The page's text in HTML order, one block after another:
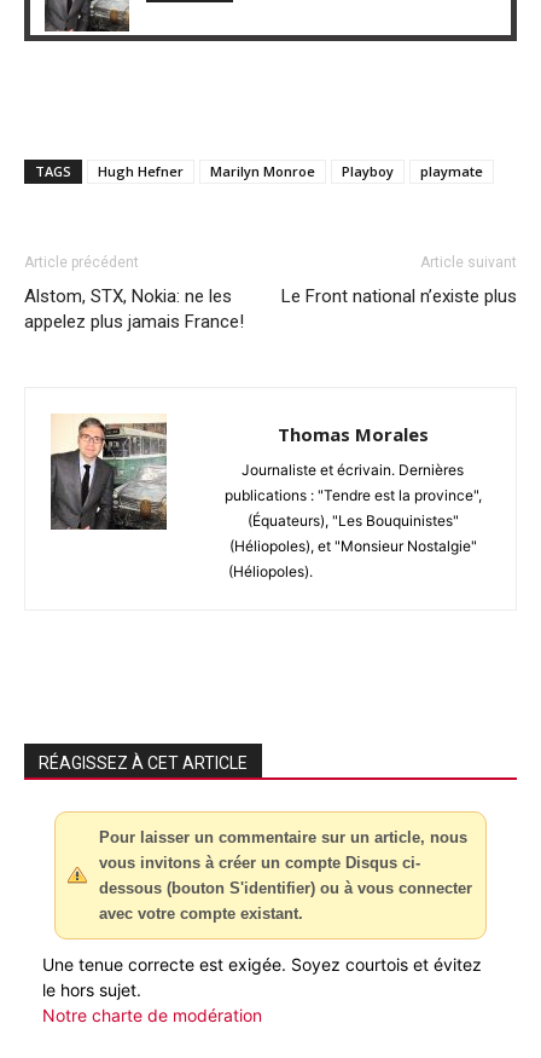
TAGS Hugh Hefner Marilyn Monroe Playboy playmate
Article précédent
Alstom, STX, Nokia: ne les
appelez plus jamais France!
Article suivant
Le Front national n’existe plus
Thomas Morales
Journaliste et écrivain. Dernières
publications : "Tendre est la province",
(Équateurs), "Les Bouquinistes"
(Héliopoles), et "Monsieur Nostalgie"
(Héliopoles).
RÉAGISSEZ À CET ARTICLE
Pour laisser un commentaire sur un article, nous
vous invitons à créer un compte Disqus ci-
dessous (bouton S'identifier) ou à vous connecter
avec votre compte existant.
Une tenue correcte est exigée. Soyez courtois et évitez
le hors sujet.
Notre charte de modération